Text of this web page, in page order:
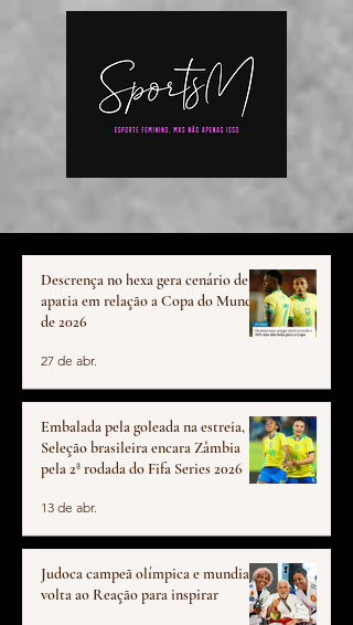
Descrença no hexa gera cenário de
apatia em relação a Copa do Mundo
de 2026
27 de abr.
Embalada pela goleada na estreia,
Seleção brasileira encara Zâmbia
pela 2ª rodada do Fifa Series 2026
13 de abr.
Judoca campeã olímpica e mundial,
volta ao Reação para inspirar